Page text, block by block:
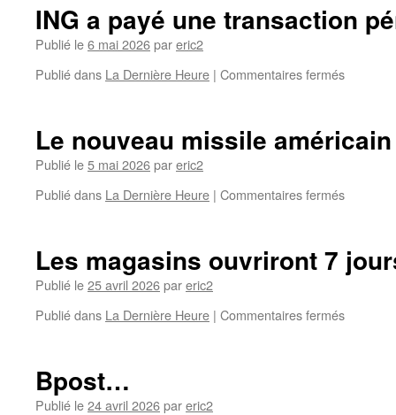
ING a payé une transaction
Publié le6 mai 2026pareric2
Publié dans La Dernière Heure | Commentaires fermés
Le nouveau missile américain
Publié le5 mai 2026pareric2
Publié dans La Dernière Heure | Commentaires fermés
Les magasins ouvriront 7
Publié le25 avril 2026pareric2
Publié dans La Dernière Heure | Commentaires fermés
Bpost…
Publié le24 avril 2026pareric2